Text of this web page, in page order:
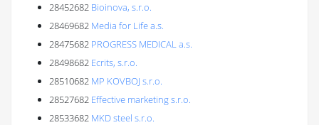
28452682 Bioinova, s.r.o.
28469682 Media for Life a.s.
28475682 PROGRESS MEDICAL a.s.
28498682 Ecrits, s.r.o.
28510682 MP KOVBOJ s.r.o.
28527682 Effective marketing s.r.o.
28533682 MKD steel s.r.o.